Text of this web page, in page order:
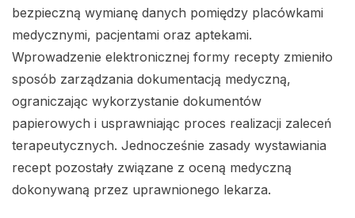
bezpieczną wymianę danych pomiędzy placówkami
medycznymi, pacjentami oraz aptekami.
Wprowadzenie elektronicznej formy recepty zmieniło
sposób zarządzania dokumentacją medyczną,
ograniczając wykorzystanie dokumentów
papierowych i usprawniając proces realizacji zaleceń
terapeutycznych. Jednocześnie zasady wystawiania
recept pozostały związane z oceną medyczną
dokonywaną przez uprawnionego lekarza.